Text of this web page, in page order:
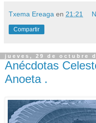
Txema Ereaga en 21:21
Compartir
jueves, 29 de octubre
Anécdotas
Anoeta .